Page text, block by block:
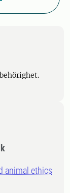
animal ethics